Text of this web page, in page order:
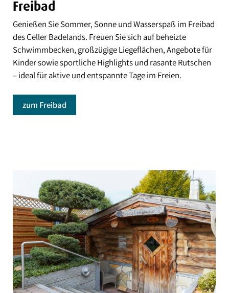
Freibad
Genießen Sie Sommer, Sonne und Wasserspaß im Freibad
des Celler Badelands. Freuen Sie sich auf beheizte
Schwimmbecken, großzügige Liegeflächen, Angebote für
Kinder sowie sportliche Highlights und rasante Rutschen
– ideal für aktive und entspannte Tage im Freien.
zum Freibad